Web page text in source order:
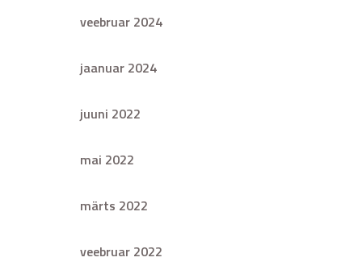
veebruar 2024
jaanuar 2024
juuni 2022
mai 2022
märts 2022
veebruar 2022